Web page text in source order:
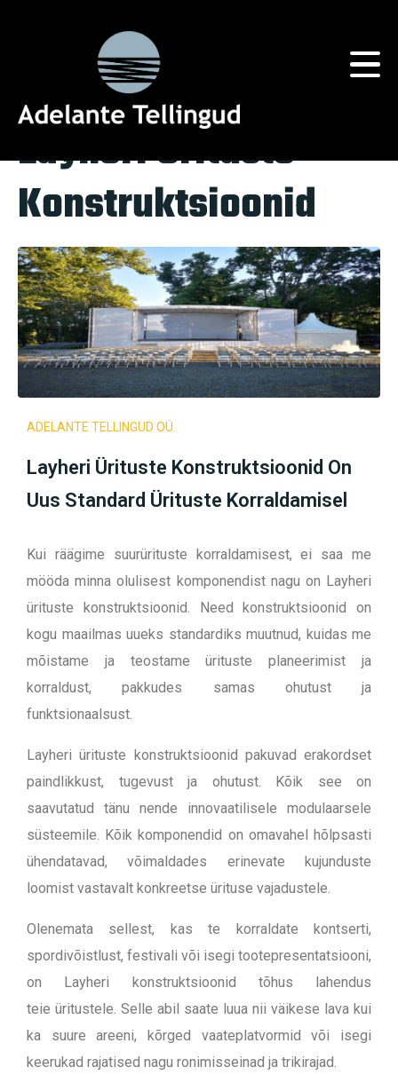
Layher
Tag Archives: Layher
Layheri Ürituste
Konstruktsioonid
ADELANTE TELLINGUD OÜ.
Layheri Ürituste Konstruktsioonid On
Uus Standard Ürituste Korraldamisel
Kui räägime suurürituste korraldamisest, ei saa me
mööda minna olulisest komponendist nagu on Layheri
ürituste konstruktsioonid. Need konstruktsioonid on
kogu maailmas uueks standardiks muutnud, kuidas me
mõistame ja teostame ürituste planeerimist ja
korraldust, pakkudes samas ohutust ja
funktsionaalsust.
Layheri ürituste konstruktsioonid pakuvad erakordset
paindlikkust, tugevust ja ohutust. Kõik see on
saavutatud tänu nende innovaatilisele modulaarsele
süsteemile. Kõik komponendid on omavahel hõlpsasti
ühendatavad, võimaldades erinevate kujunduste
loomist vastavalt konkreetse ürituse vajadustele.
Olenemata sellest, kas te korraldate kontserti,
spordivõistlust, festivali või isegi tootepresentatsiooni,
on Layheri konstruktsioonid tõhus lahendus
teie üritustele. Selle abil saate luua nii väikese lava kui
ka suure areeni, kõrged vaateplatvormid või isegi
keerukad rajatised nagu ronimisseinad ja trikirajad.